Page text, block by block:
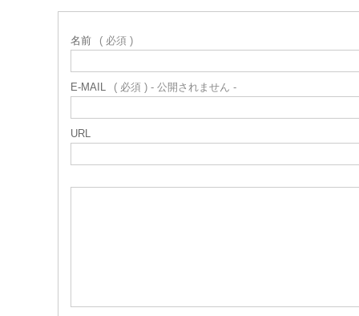
名前 ( 必須 )
E-MAIL ( 必須 ) - 公開されません -
URL